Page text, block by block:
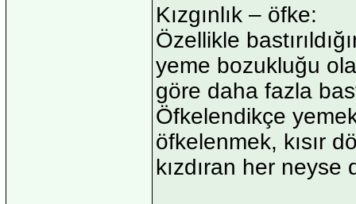
Kızgınlık – öfke:
Özellikle
yeme bozukluğu
göre daha fazla
Öfkelendikçe
öfkelenmek, kısır
kızdıran her